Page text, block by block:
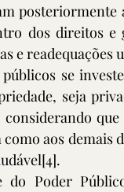
dos direitos
e readequações
se
seja
que
aos demais
[4].
do Poder